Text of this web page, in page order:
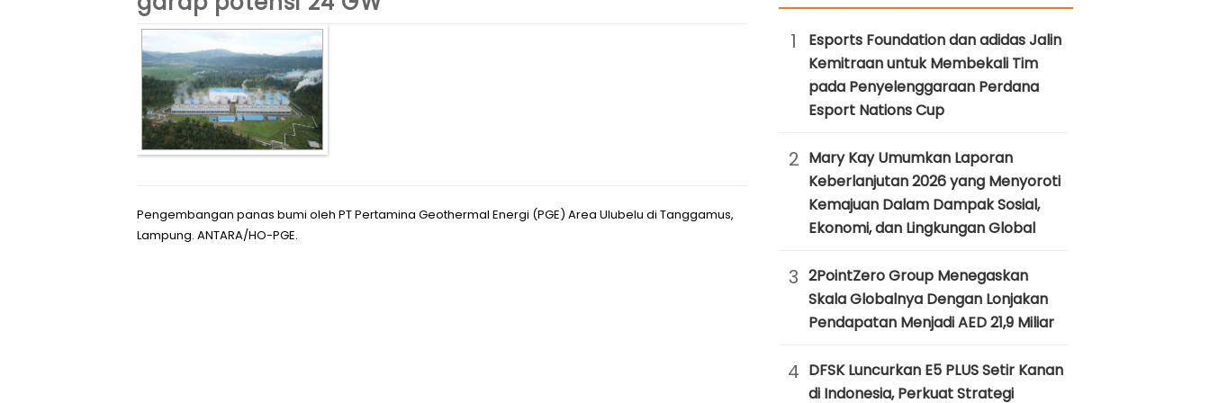
Pengembangan panas bumi oleh PT Pertamina Geothermal Energi (PGE) Area Ulubelu di Tanggamus,
Lampung. ANTARA/HO-PGE.
1
Esports Foundation dan adidas Jalin
Kemitraan untuk Membekali Tim
pada Penyelenggaraan Perdana
Esport Nations Cup
2 Mary Kay Umumkan Laporan
Keberlanjutan 2026 yang Menyoroti
Kemajuan Dalam Dampak Sosial,
Ekonomi, dan Lingkungan Global
3 2PointZero Group Menegaskan
Skala Globalnya Dengan Lonjakan
Pendapatan Menjadi AED 21,9 Miliar
4 DFSK Luncurkan E5 PLUS Setir Kanan
di Indonesia, Perkuat Strategi